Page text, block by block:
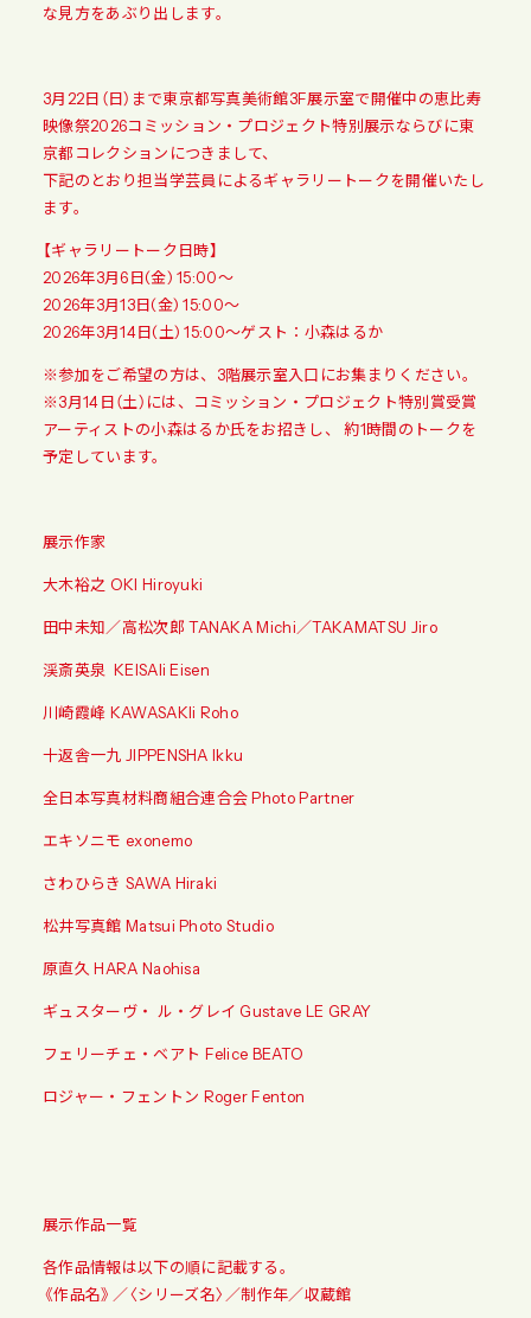
な見方をあぶり出します。
3月22日（日）まで東京都写真美術館3F展示室で開催中の恵比寿
映像祭2026コミッション・プロジェクト特別展示ならびに東
京都コレクションにつきまして、
下記のとおり担当学芸員によるギャラリートークを開催いたし
ます。
【ギャラリートーク日時】
2026年3月6日(金) 15:00～
2026年3月13日(金) 15:00～
2026年3月14日(土) 15:00～ゲスト：小森はるか
※参加をご希望の方は、3階展示室入口にお集まりください。
※3月14日（土）には、コミッション・プロジェクト特別賞受賞
アーティストの小森はるか氏をお招きし、 約1時間のトークを
予定しています。
展示作家
大木裕之 OKI Hiroyuki
田中未知／高松次郎 TANAKA Michi／TAKAMATSU Jiro
渓斎英泉 KEISAIi Eisen
川崎霞峰 KAWASAKIi Roho
十返舎一九 JIPPENSHA Ikku
全日本写真材料商組合連合会 Photo Partner
エキソニモ exonemo
さわひらき SAWA Hiraki
松井写真館 Matsui Photo Studio
原直久 HARA Naohisa
ギュスターヴ・ ル・グレイ Gustave LE GRAY
フェリーチェ・ベアト Felice BEATO
ロジャー・フェントン Roger Fenton
展示作品一覧
各作品情報は以下の順に記載する。
《作品名》／〈シリーズ名〉／制作年／収蔵館